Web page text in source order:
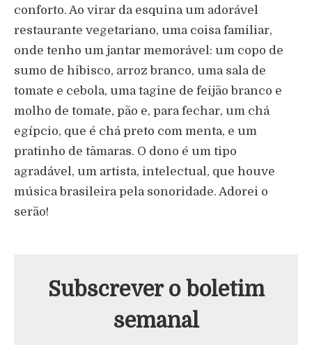
conforto. Ao virar da esquina um adorável
restaurante vegetariano, uma coisa familiar,
onde tenho um jantar memorável: um copo de
sumo de hibisco, arroz branco, uma sala de
tomate e cebola, uma tagine de feijão branco e
molho de tomate, pão e, para fechar, um chá
egípcio, que é chá preto com menta, e um
pratinho de tâmaras. O dono é um tipo
agradável, um artista, intelectual, que houve
música brasileira pela sonoridade. Adorei o
serão!
Subscrever o boletim
semanal